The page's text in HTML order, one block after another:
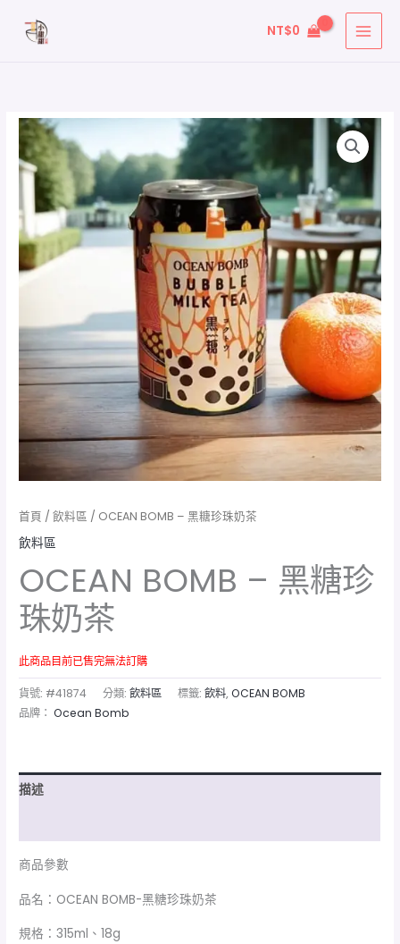
NT$0
首頁 /飲料區 / OCEAN BOMB – 黑糖珍珠奶茶
飲料區
OCEAN BOMB – 黑糖珍
珠奶茶
此商品目前已售完無法訂購
貨號: #41874 分類:飲料區 標籤:飲料,OCEAN BOMB
品牌：Ocean Bomb
描述
商品參數
品名：OCEAN BOMB-黑糖珍珠奶茶
規格：315ml、18g
尋